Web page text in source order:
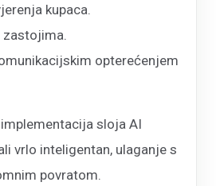
kupaca.
zastojima.
opterećenjem
sloja AI
vrlo inteligentan, ulaganje s
povratom.